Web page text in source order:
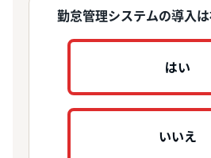
勤怠管理システムの導入
はい
いいえ